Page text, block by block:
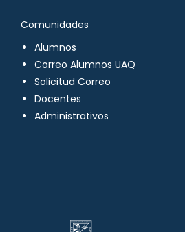
Comunidades
Alumnos
Correo Alumnos UAQ
Solicitud Correo
Docentes
Administrativos